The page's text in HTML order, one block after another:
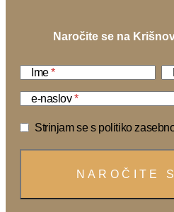
Naročite se na
Ime
e-naslov
Strinjam se s politiko